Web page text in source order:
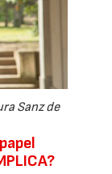
Sanz de